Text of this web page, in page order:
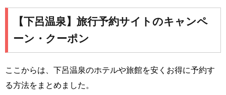
【下呂温泉】旅行予約サイトのキャンペ
ーン・クーポン
ここからは、下呂温泉のホテルや旅館を安くお得に予約す
る方法をまとめました。